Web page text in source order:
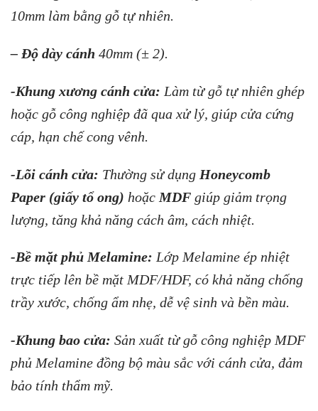
10mm làm bằng gỗ tự nhiên.
– Độ dày cánh 40mm (± 2).
-Khung xương cánh cửa: Làm từ gỗ tự nhiên ghép
hoặc gỗ công nghiệp đã qua xử lý, giúp cửa cứng
cáp, hạn chế cong vênh.
-Lõi cánh cửa: Thường sử dụng Honeycomb
Paper (giấy tổ ong) hoặc MDF giúp giảm trọng
lượng, tăng khả năng cách âm, cách nhiệt.
-Bề mặt phủ Melamine: Lớp Melamine ép nhiệt
trực tiếp lên bề mặt MDF/HDF, có khả năng chống
trầy xước, chống ẩm nhẹ, dễ vệ sinh và bền màu.
-Khung bao cửa: Sản xuất từ gỗ công nghiệp MDF
phủ Melamine đồng bộ màu sắc với cánh cửa, đảm
bảo tính thẩm mỹ.